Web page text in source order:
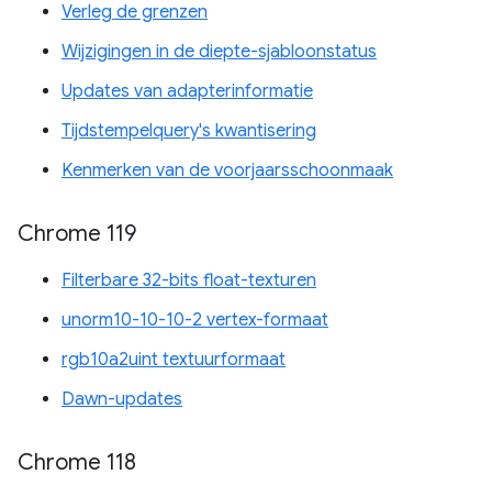
Verleg de grenzen
Wijzigingen in de diepte-sjabloonstatus
Updates van adapterinformatie
Tijdstempelquery's kwantisering
Kenmerken van de voorjaarsschoonmaak
Chrome 119
Filterbare 32-bits float-texturen
unorm10-10-10-2 vertex-formaat
rgb10a2uint textuurformaat
Dawn-updates
Chrome 118